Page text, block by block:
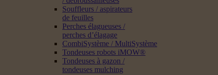
Souffleurs / aspirateurs
de feuilles
Perches élagueuses /
perches d’élagage
CombiSystème / MultiSystème
Tondeuses robots iMOW®
Tondeuses à gazon /
tondeuses mulching